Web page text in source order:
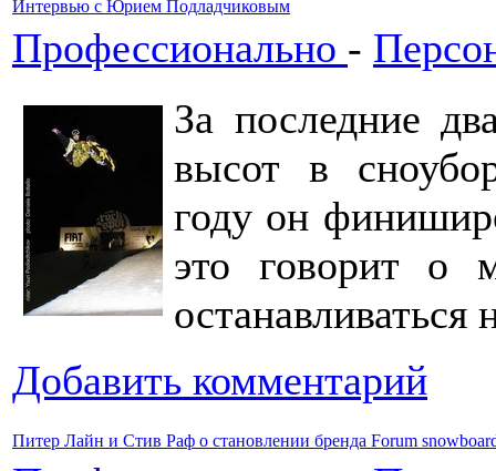
Интервью с Юрием Подладчиковым
Профессионально -
За последние
высот в
году он
это говорит о
останавливаться
Добавить комментарий
Питер Лайн и Стив Раф о становлении бренда Forum